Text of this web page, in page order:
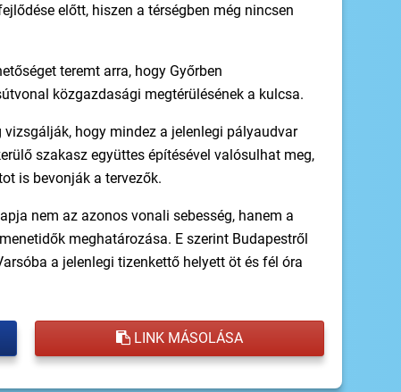
előtt, hiszen a térségben még nincsen
teremt arra, hogy Győrben
közgazdasági megtérülésének a kulcsa.
hogy mindez a jelenlegi pályaudvar
szakasz együttes építésével valósulhat meg,
is bevonják a tervezők.
nem az azonos vonali sebesség, hanem a
meghatározása. E szerint Budapestről
a jelenlegi tizenkettő helyett öt és fél óra
LINK MÁSOLÁSA